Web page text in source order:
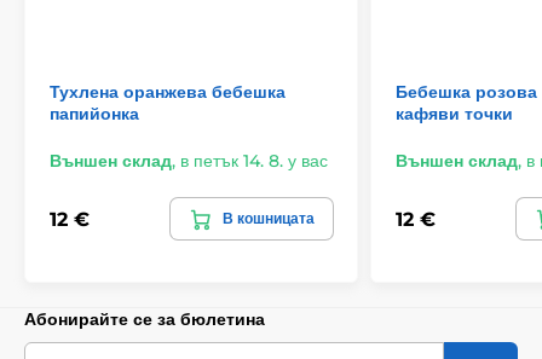
Тухлена оранжева бебешка
папийонка
Външен склад, в петък 14. 8. у вас
12 € В кошницата
Бебешка розова
кафяви точки
Външен склад, в
12 €
Абонирайте се за бюлетина